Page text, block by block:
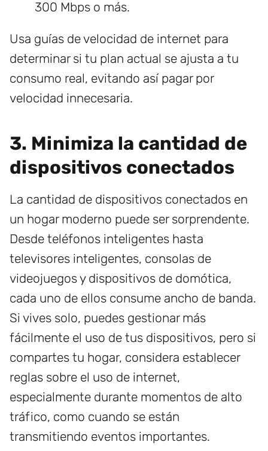
300 Mbps o más.
Usa guías de velocidad de internet para
determinar si tu plan actual se ajusta a tu
consumo real, evitando así pagar por
velocidad innecesaria.
3. Minimiza la cantidad de
dispositivos conectados
La cantidad de dispositivos conectados en
un hogar moderno puede ser sorprendente.
Desde teléfonos inteligentes hasta
televisores inteligentes, consolas de
videojuegos y dispositivos de domótica,
cada uno de ellos consume ancho de banda.
Si vives solo, puedes gestionar más
fácilmente el uso de tus dispositivos, pero si
compartes tu hogar, considera establecer
reglas sobre el uso de internet,
especialmente durante momentos de alto
tráfico, como cuando se están
transmitiendo eventos importantes.